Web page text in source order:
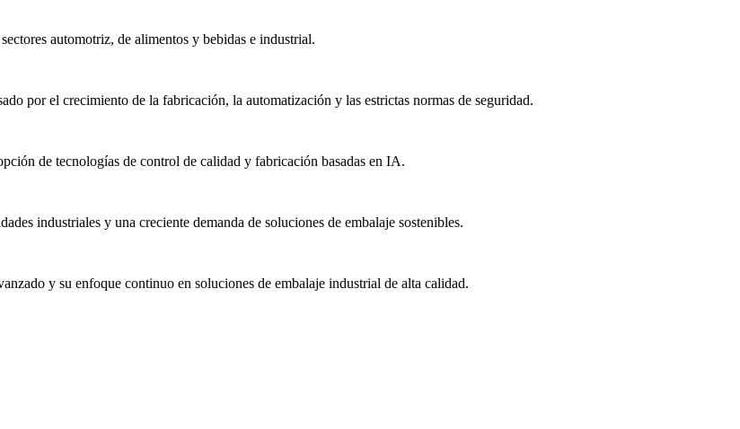
automotriz, de alimentos y bebidas e industrial.
por el crecimiento de la fabricación, la automatización y las estrictas normas de seguridad.
de tecnologías de control de calidad y fabricación basadas en IA.
industriales y una creciente demanda de soluciones de embalaje sostenibles.
y su enfoque continuo en soluciones de embalaje industrial de alta calidad.